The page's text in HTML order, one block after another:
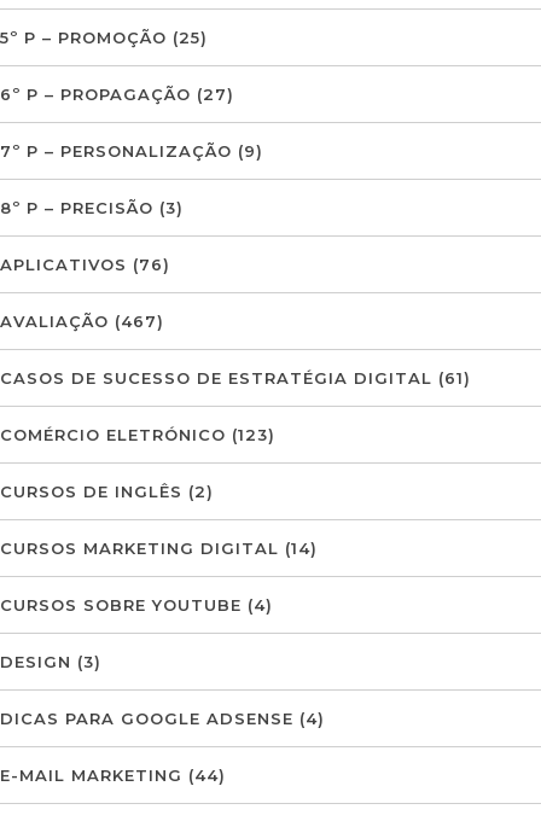
5º P – PROMOÇÃO (25)
6º P – PROPAGAÇÃO (27)
7º P – PERSONALIZAÇÃO (9)
8º P – PRECISÃO (3)
APLICATIVOS (76)
AVALIAÇÃO (467)
CASOS DE SUCESSO DE ESTRATÉGIA DIGITAL (61)
COMÉRCIO ELETRÓNICO (123)
CURSOS DE INGLÊS (2)
CURSOS MARKETING DIGITAL (14)
CURSOS SOBRE YOUTUBE (4)
DESIGN (3)
DICAS PARA GOOGLE ADSENSE (4)
E-MAIL MARKETING (44)